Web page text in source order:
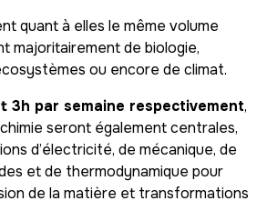
quant à elles le même volume
majoritairement de biologie,
ou encore de climat.
3h par semaine respectivement,
seront également centrales,
d’électricité, de mécanique, de
et de thermodynamique pour
de la matière et transformations